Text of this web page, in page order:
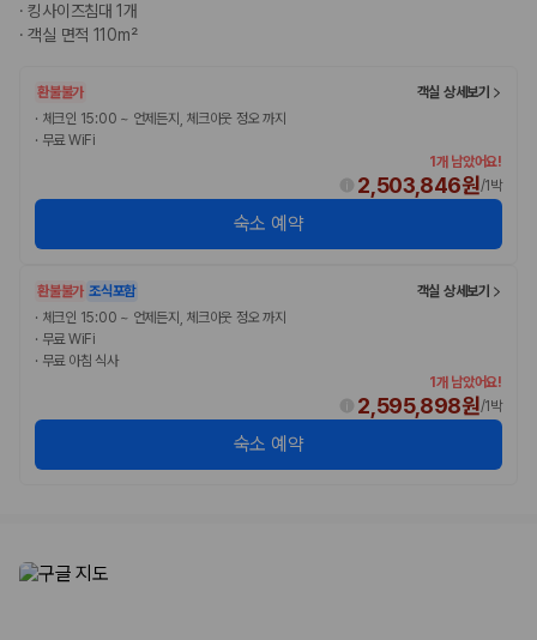
·킹사이즈침대 1개
·객실 면적 110m²
환불불가
객실 상세보기
· 체크인 15:00 ~ 언제든지, 체크아웃 정오 까지
· 무료 WiFi
1개 남았어요!
2,503,846원/1박
숙소 예약
환불불가 조식포함
객실 상세보기
· 체크인 15:00 ~ 언제든지, 체크아웃 정오 까지
· 무료 WiFi
· 무료 아침 식사
1개 남았어요!
2,595,898원/1박
숙소 예약